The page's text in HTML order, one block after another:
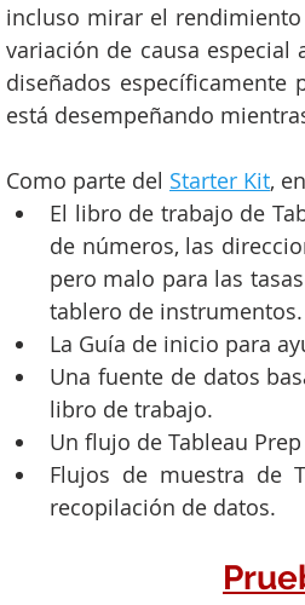
incluso mirar el rendimiento
variación de causa especial
diseñados específicamente
está desempeñando
Como parte del Starter Kit,
El libro de trabajo de
de números, las
pero malo para las
tablero de instrumentos.
La Guía de inicio para
Una fuente de datos
libro de trabajo.
Un flujo de Tableau
Flujos de muestra de
recopilación de datos.